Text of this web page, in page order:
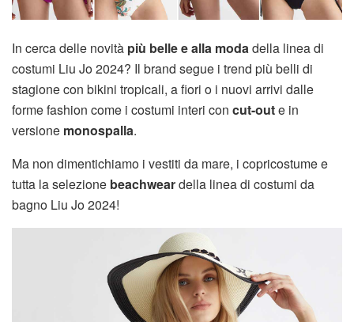
In cerca delle novità più belle e alla moda della linea di
costumi Liu Jo 2024? Il brand segue i trend più belli di
stagione con bikini tropicali, a fiori o i nuovi arrivi dalle
forme fashion come i costumi interi con cut-oute in
versione monospalla.
Ma non dimentichiamo i vestiti da mare, i copricostume e
tutta la selezione beachweardella linea di costumi da
bagno Liu Jo 2024!